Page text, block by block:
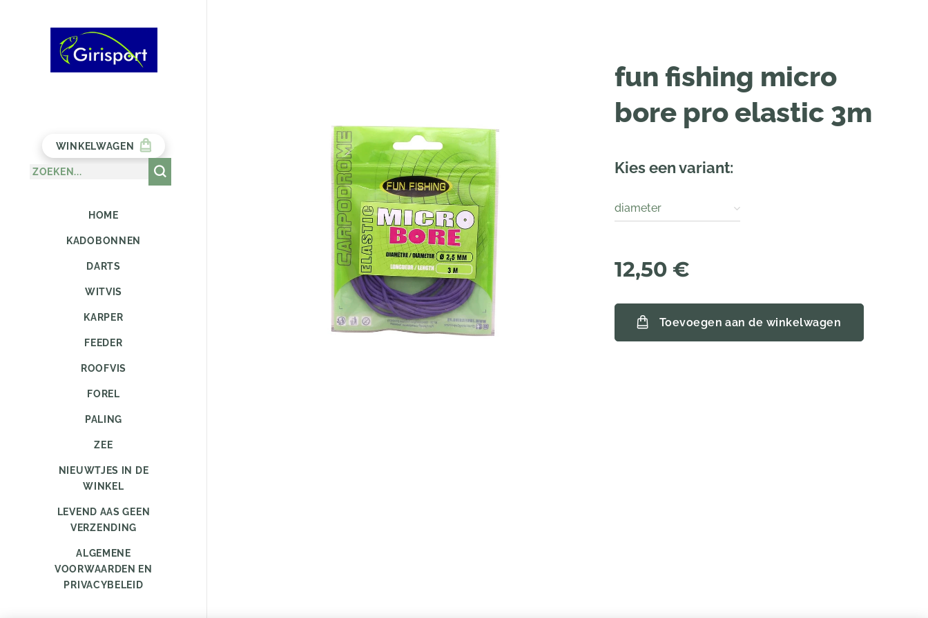
WINKELWAGEN
HOME
KADOBONNEN
DARTS
WITVIS
KARPER
FEEDER
ROOFVIS
FOREL
PALING
ZEE
NIEUWTJES IN DE
WINKEL
LEVEND AAS GEEN
VERZENDING
ALGEMENE
VOORWAARDEN EN
PRIVACYBELEID
fun fishing micro
bore pro elastic 3m
Kies een variant:
diameter
12,50 €
Toevoegen aan de winkelwagen